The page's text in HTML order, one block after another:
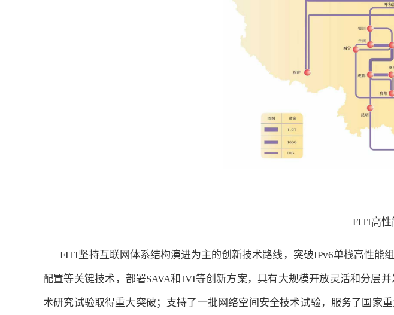
FITI高性
FITI坚持互联网体系结构演进为主的创新技术路线，突破IPv6单栈高性能
配置等关键技术，部署SAVA和IVI等创新方案，具有大规模开放灵活和分层
术研究试验取得重大突破；支持了一批网络空间安全技术试验，服务了国家